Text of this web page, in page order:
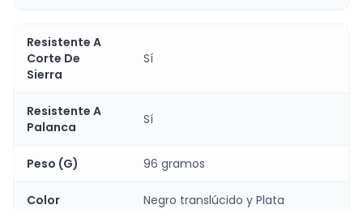
Resistente A
Corte De
Sierra
Sí
Resistente A
Palanca
Sí
Peso (G) 96 gramos
Color Negro translúcido y Plata